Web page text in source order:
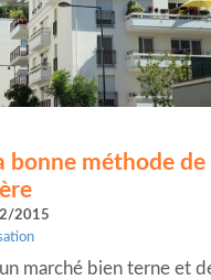
bonne méthode
2015
marché bien terne et